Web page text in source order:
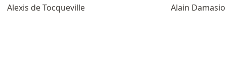
Alexis de Tocqueville Alain Damasio